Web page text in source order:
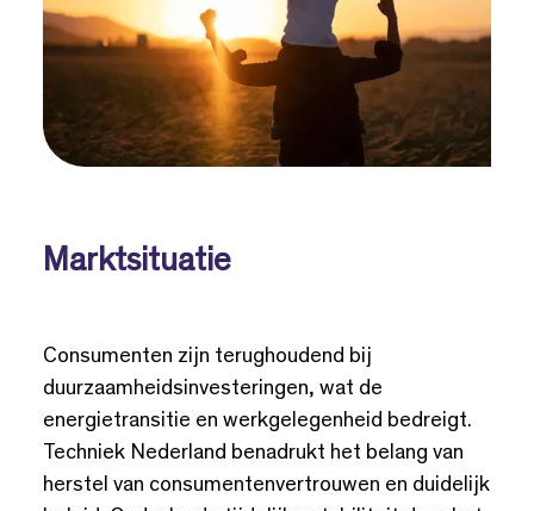
Marktsituatie
Consumenten zijn terughoudend bij
duurzaamheidsinvesteringen, wat de
energietransitie en werkgelegenheid bedreigt.
Techniek Nederland benadrukt het belang van
herstel van consumentenvertrouwen en duidelijk